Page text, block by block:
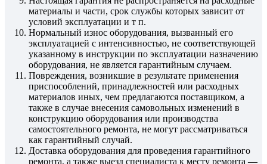
материалы и части, срок службы которых зависит от
условий эксплуатации и т п.
Нормальный износ оборудования, вызванный его
эксплуатацией с интенсивностью, не соответствующей
указанному в инструкции по эксплуатации назначению
оборудования, не является гарантийным случаем.
Повреждения, возникшие в результате применения
приспособлений, принадлежностей или расходных
материалов иных, чем предлагаются поставщиком, а
также в случае внесения самовольных изменений в
конструкцию оборудования или производства
самостоятельного ремонта, не могут рассматриваться
как гарантийный случай.
Доставка оборудования для проведения гарантийного
ремонта, а также выезд специалиста к месту ремонта —